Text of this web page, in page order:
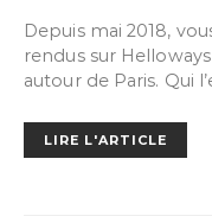
Depuis mai 2018,
rendus sur
autour de Paris. Qui
LIRE L'ARTICLE